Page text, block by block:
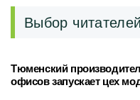
Выбор читателей
Тюменский
офисов запускает цех